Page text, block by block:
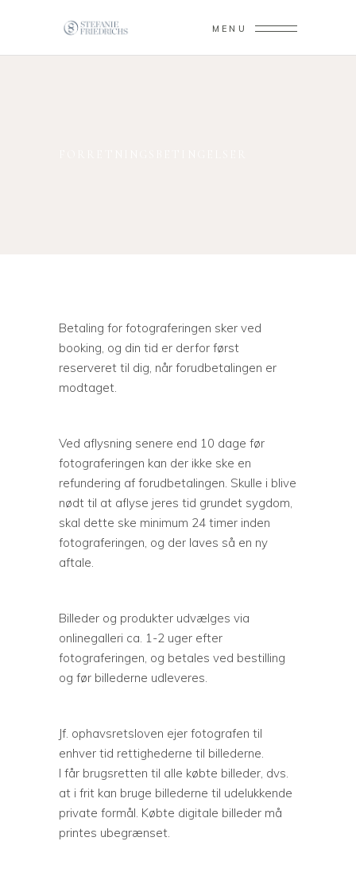
MENU
Betaling for fotograferingen sker ved
booking, og din tid er derfor først
reserveret til dig, når forudbetalingen er
modtaget.
Ved aflysning senere end 10 dage før
fotograferingen kan der ikke ske en
refundering af forudbetalingen. Skulle i blive
nødt til at aflyse jeres tid grundet sygdom,
skal dette ske minimum 24 timer inden
fotograferingen, og der laves så en ny
aftale.
Billeder og produkter udvælges via
onlinegalleri ca. 1-2 uger efter
fotograferingen, og betales ved bestilling
og før billederne udleveres.
Jf. ophavsretsloven ejer fotografen til
enhver tid rettighederne til billederne.
I får brugsretten til alle købte billeder, dvs.
at i frit kan bruge billederne til udelukkende
private formål. Købte digitale billeder må
printes ubegrænset.